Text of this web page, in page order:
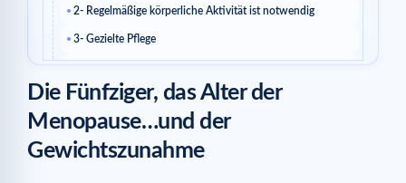
2- Regelmäßige körperliche Aktivität ist notwendig
3- Gezielte Pflege
Die Fünfziger, das Alter der
Menopause…und der
Gewichtszunahme